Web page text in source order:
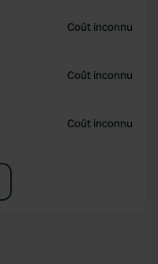
Coût inconnu
Coût inconnu
Coût inconnu